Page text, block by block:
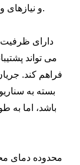
و نیازهای ولتاژ رایج در محیط های صنعتی را برآورده کند.
می تواند
فراهم کند.
بسته به
باشد، اما به